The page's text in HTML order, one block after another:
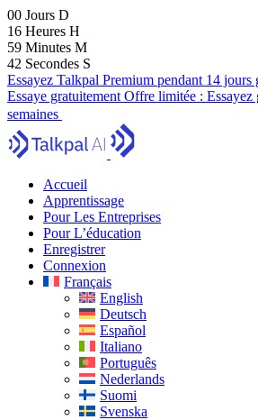
00 Jours D
16 Heures H
59 Minutes M
41 Secondes S
Essayez Talkpal Premium pendant 14 jours
Essaye gratuitement Offre limitée : Essayez
semaines
Accueil
Apprentissage
Pour Les Entreprises
Pour L’éducation
Enregistrer
Connexion
Français
English
Deutsch
Español
Italiano
Português
Nederlands
Suomi
Svenska